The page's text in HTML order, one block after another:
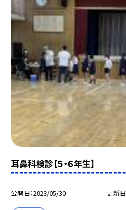
耳鼻科検診【５・６年生】
公開日 2023/05/30 更新日